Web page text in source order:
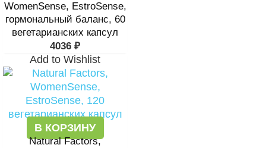
WomenSense, EstroSense,
гормональный баланс, 60
вегетарианских капсул
4036 ₽
Add to Wishlist
В КОРЗИНУ
Natural Factors,